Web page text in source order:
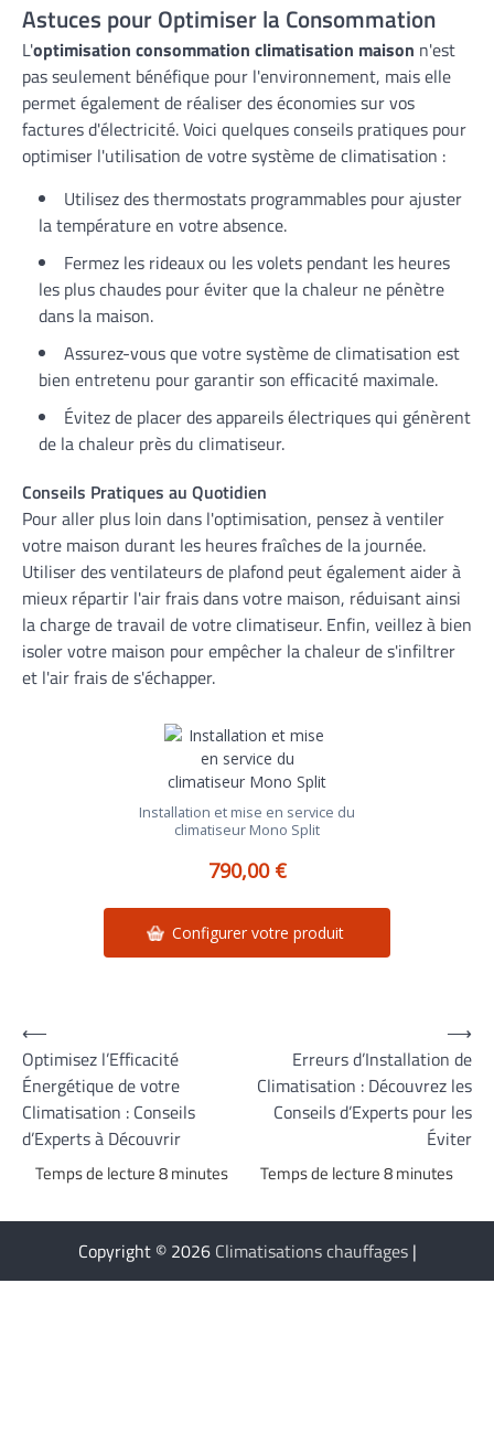
Astuces pour Optimiser la Consommation
L'optimisation consommation climatisation maison n'est
pas seulement bénéfique pour l'environnement, mais elle
permet également de réaliser des économies sur vos
factures d'électricité. Voici quelques conseils pratiques pour
optimiser l'utilisation de votre système de climatisation :
Utilisez des thermostats programmables pour ajuster
la température en votre absence.
Fermez les rideaux ou les volets pendant les heures
les plus chaudes pour éviter que la chaleur ne pénètre
dans la maison.
Assurez-vous que votre système de climatisation est
bien entretenu pour garantir son efficacité maximale.
Évitez de placer des appareils électriques qui génèrent
de la chaleur près du climatiseur.
Conseils Pratiques au Quotidien
Pour aller plus loin dans l'optimisation, pensez à ventiler
votre maison durant les heures fraîches de la journée.
Utiliser des ventilateurs de plafond peut également aider à
mieux répartir l'air frais dans votre maison, réduisant ainsi
la charge de travail de votre climatiseur. Enfin, veillez à bien
isoler votre maison pour empêcher la chaleur de s'infiltrer
et l'air frais de s'échapper.
Installation et mise en service du
climatiseur Mono Split
790,00 €
Configurer votre produit
Navigation
de
l’article
⟵
Optimisez l’Efficacité
Énergétique de votre
Climatisation : Conseils
d’Experts à Découvrir
Erreurs d’Installation de
Climatisation : Découvrez les
Conseils d’Experts pour les
Éviter
⟶
Copyright © 2026 Climatisations chauffages|